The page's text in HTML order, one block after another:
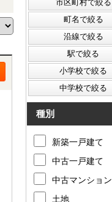
種別
新築一戸建て
中古一戸建て
中古マンション
土地